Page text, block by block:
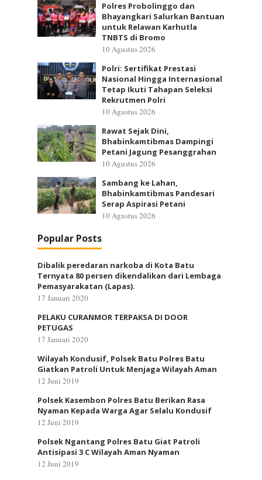
Polres Probolinggo dan
Bhayangkari Salurkan Bantuan
untuk Relawan Karhutla
TNBTS di Bromo
10 Agustus 2026
Polri: Sertifikat Prestasi
Nasional Hingga Internasional
Tetap Ikuti Tahapan Seleksi
Rekrutmen Polri
10 Agustus 2026
Rawat Sejak Dini,
Bhabinkamtibmas Dampingi
Petani Jagung Pesanggrahan
10 Agustus 2026
Sambang ke Lahan,
Bhabinkamtibmas Pandesari
Serap Aspirasi Petani
10 Agustus 2026
Popular Posts
Dibalik peredaran narkoba di Kota Batu
Ternyata 80 persen dikendalikan dari Lembaga
Pemasyarakatan (Lapas).
17 Januari 2020
PELAKU CURANMOR TERPAKSA DI DOOR
PETUGAS
17 Januari 2020
Wilayah Kondusif, Polsek Batu Polres Batu
Giatkan Patroli Untuk Menjaga Wilayah Aman
12 Juni 2019
Polsek Kasembon Polres Batu Berikan Rasa
Nyaman Kepada Warga Agar Selalu Kondusif
12 Juni 2019
Polsek Ngantang Polres Batu Giat Patroli
Antisipasi 3 C Wilayah Aman Nyaman
12 Juni 2019